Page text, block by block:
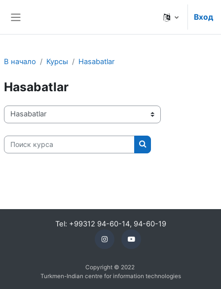
Вход
В начало Курсы Hasabatlar
Hasabatlar
Категории курсов
Поиск курса
Поиск курса
Tel: +99312 94-60-14, 94-60-19
Copyright © 2022
Turkmen-Indian centre for information technologies